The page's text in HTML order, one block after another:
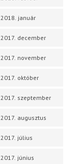
2018. január
2017. december
2017. november
2017. október
2017. szeptember
2017. augusztus
2017. július
2017. június